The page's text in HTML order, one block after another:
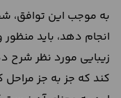
به موجب این توافق،
انجام دهد، باید
زیبایی مورد نظر شرح
کند که جز به جز